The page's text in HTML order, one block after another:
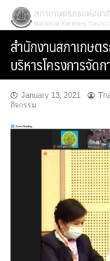
Skip
content
สภาเกษตรกรแห่งชาติ
สำนักงานสภาเกษต
บริหารโครงการจัด
January 13, 2021
กิจกรรม